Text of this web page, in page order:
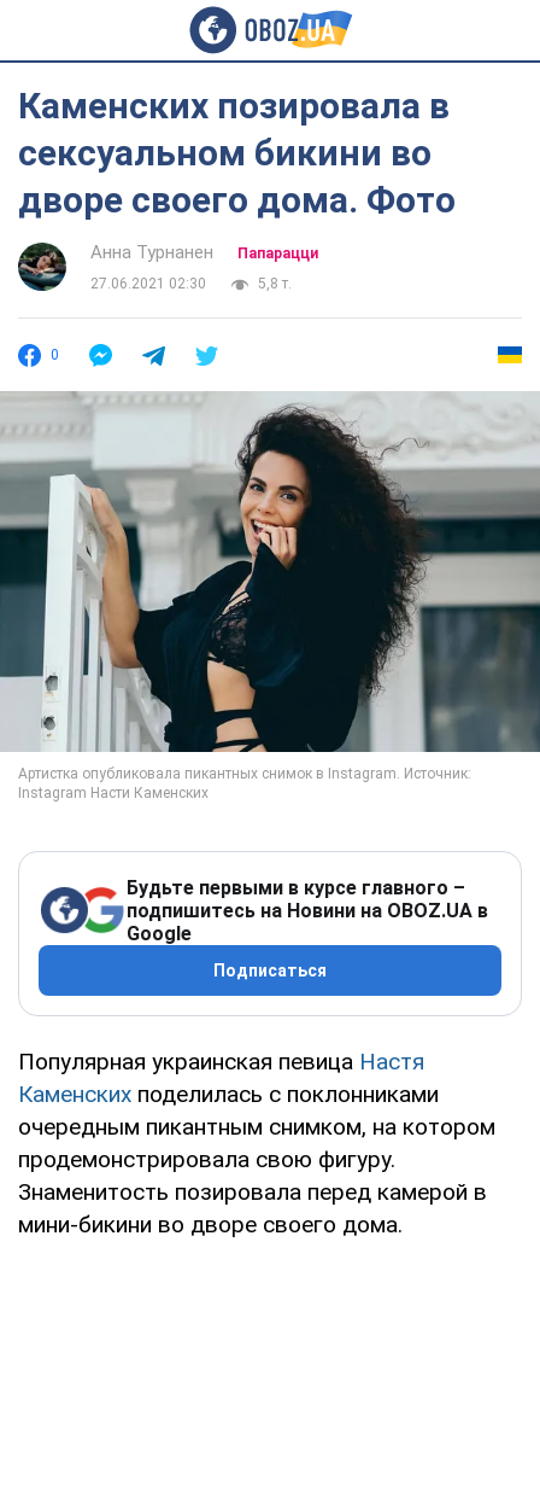
Каменских позировала в
сексуальном бикини во
дворе своего дома. Фото
Анна Турнанен
Папарацци
27.06.2021 02:30
5,8 т.
0
Будьте первыми в курсе главного –
подпишитесь на Новини на OBOZ.UA в
Google
Подписаться
Популярная украинская певица Настя
Каменских поделилась с поклонниками
очередным пикантным снимком, на котором
продемонстрировала свою фигуру.
Знаменитость позировала перед камерой в
мини-бикини во дворе своего дома.